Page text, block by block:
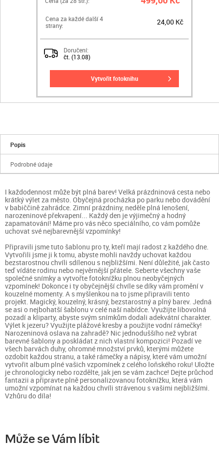
Cena za každé další 4
strany:
24,00 Kč
Doručení:
čt. (13.08)
vytvořit fotoknihu
Popis
Podrobné údaje
I každodennost může být plná barev! Velká prázdninová cesta nebo
krátký výlet za město. Obyčejná procházka po parku nebo dovádění
v babiččině zahrádce. Zimní prázdniny, neděle plná lenošení,
narozeninové překvapení... Každý den je výjimečný a hodný
zapamatování! Máme pro vás něco speciálního, co vám pomůže
uchovat své nejbarevnější vzpomínky!
Připravili jsme tuto šablonu pro ty, kteří mají radost z každého dne.
Vytvořili jsme ji k tomu, abyste mohli navždy uchovat každou
bezstarostnou chvíli sdílenou s nejbližšími. Není důležité, jak často
teď vídáte rodinu nebo nejvěrnější přátele. Seberte všechny vaše
společné snímky a vytvořte fotoknížku plnou neobyčejných
vzpomínek! Dokonce i ty obyčejnější chvíle se díky vám promění v
kouzelné momenty. A s myšlenkou na to jsme připravili tento
projekt. Magický, kouzelný, krásný, bezstarostný a plný barev. Jedná
se asi o nejbohatší šablonu v celé naší nabídce. Využijte libovolná
pozadí a kliparty, abyste svým snímkům dodali adekvátní charakter.
Výlet k jezeru? Využijte plážové kresby a použijte vodní rámečky!
Narozeninová oslava na zahradě? Nic jednoduššího než vybrat
barevné šablony a poskládat z nich vlastní kompozici! Pozadí ve
všech barvách duhy, ohromné množství prvků, kterými můžete
ozdobit každou stranu, a také rámečky a nápisy, které vám umožní
vytvořit album plné vašich vzpomínek z celého loňského roku! Uložte
je chronologicky nebo rozdělte, jak jen se vám zachce! Dejte průchod
fantazii a připravte plně personalizovanou fotoknížku, která vám
umožní vzpomínat na každou chvíli strávenou s vašimi nejbližšími.
Vzhůru do díla!
Může se Vám líbit